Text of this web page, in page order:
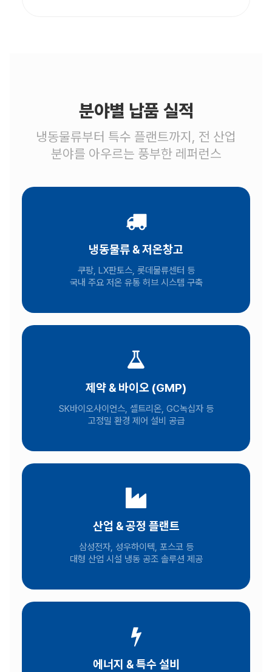
분야별 납품 실적
냉동물류부터 특수 플랜트까지, 전 산업
분야를 아우르는 풍부한 레퍼런스
냉동물류 & 저온창고
쿠팡, LX판토스, 롯데물류센터 등
국내 주요 저온 유통 허브 시스템 구축
제약 & 바이오 (GMP)
SK바이오사이언스, 셀트리온, GC녹십자 등
고정밀 환경 제어 설비 공급
산업 & 공정 플랜트
삼성전자, 성우하이텍, 포스코 등
대형 산업 시설 냉동 공조 솔루션 제공
에너지 & 특수 설비